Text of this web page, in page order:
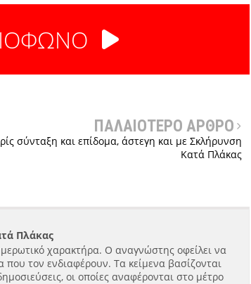
ΠΑΛΑΙΟΤΕΡΟ ΑΡΘΡΟ
σύνταξη και επίδομα, άστεγη και με Σκλήρυνση
Κατά Πλάκας
Πλάκας
χαρακτήρα. Ο αναγνώστης οφείλει να
που τον ενδιαφέρουν. Τα κείμενα βασίζονται
οι οποίες αναφέρονται στο μέτρο